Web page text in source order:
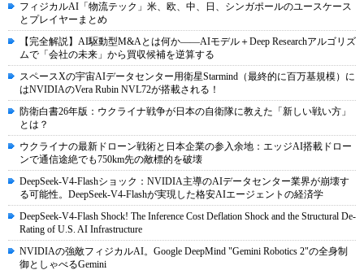
フィジカルAI「物流テック」米、欧、中、日、シンガポールのユースケース
とプレイヤーまとめ
【完全解説】AI駆動型M&Aとは何か――AIモデル＋Deep Researchアルゴリズ
ムで「会社の未来」から買収候補を逆算する
スペースXの宇宙AIデータセンター用衛星Starmind（最終的に百万基規模）に
はNVIDIAのVera Rubin NVL72が搭載される！
防衛白書26年版：ウクライナ戦争が日本の自衛隊に教えた「新しい戦い方」
とは？
ウクライナの最新ドローン戦術と日本企業の参入余地：エッジAI搭載ドロー
ンで通信途絶でも750km先の敵標的を破壊
DeepSeek-V4-Flashショック：NVIDIA主導のAIデータセンター業界が崩壊す
る可能性。DeepSeek-V4-Flashが実現した格安AIエージェントの経済学
DeepSeek-V4-Flash Shock! The Inference Cost Deflation Shock and the Structural De-
Rating of U.S. AI Infrastructure
NVIDIAの強敵フィジカルAI。Google DeepMind "Gemini Robotics 2"の全身制
御としゃべるGemini